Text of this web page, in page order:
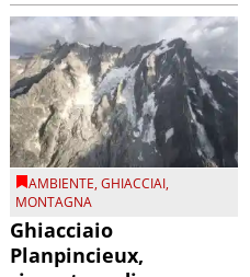
AMBIENTE,GHIACCIAI,
MONTAGNA
Ghiacciaio
Planpincieux,